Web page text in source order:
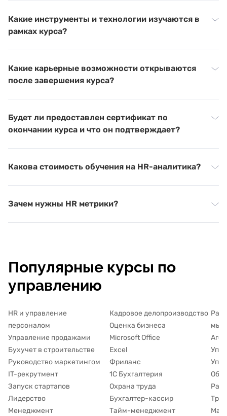
Какие инструменты и технологии изучаются в
рамках курса?
Какие карьерные возможности открываются
после завершения курса?
Будет ли предоставлен сертификат по
окончании курса и что он подтверждает?
Какова стоимость обучения на HR-аналитика?
Зачем нужны HR метрики?
Популярные курсы по
управлению
HR и управление
персоналом
Управление продажами
Бухучет в строительстве
Руководство маркетингом
IT-рекрутмент
Запуск стартапов
Лидерство
Менеджмент
Кадровое делопроизводство
Оценка бизнеса
Microsoft Office
Excel
Фриланс
1С Бухгалтерия
Охрана труда
Бухгалтер-кассир
Тайм-менеджмент